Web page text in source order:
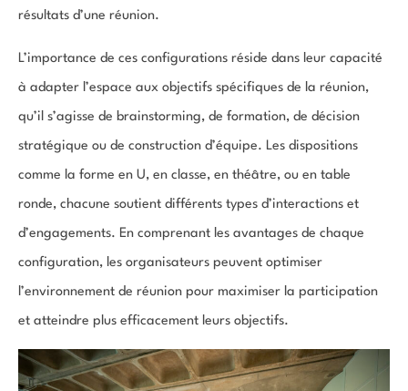
résultats d’une réunion.
L’importance de ces configurations réside dans leur capacité
à adapter l’espace aux objectifs spécifiques de la réunion,
qu’il s’agisse de brainstorming, de formation, de décision
stratégique ou de construction d’équipe. Les dispositions
comme la forme en U, en classe, en théâtre, ou en table
ronde, chacune soutient différents types d’interactions et
d’engagements. En comprenant les avantages de chaque
configuration, les organisateurs peuvent optimiser
l’environnement de réunion pour maximiser la participation
et atteindre plus efficacement leurs objectifs.